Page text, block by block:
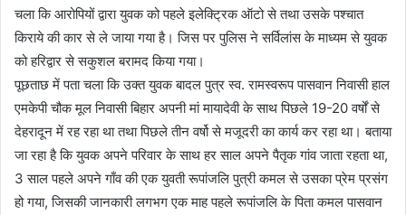
चला कि आरोपियों द्वारा युवक को पहले इलेक्ट्रिक ऑटो से तथा उसके पश्चात
किराये की कार से ले जाया गया है। जिस पर पुलिस ने सर्विलांस के माध्यम से युवक
को हरिद्वार से सकुशल बरामद किया गया।
पूछताछ में पता चला कि उक्त युवक बादल पुत्र स्व. रामस्वरूप पासवान निवासी हाल
एमकेपी चौक मूल निवासी बिहार अपनी मां मायादेवी के साथ पिछले 19-20 वर्षों से
देहरादून में रह रहा था तथा पिछले तीन वर्षो से मजूदरी का कार्य कर रहा था। बताया
जा रहा है कि युवक अपने परिवार के साथ हर साल अपने पैतृक गांव जाता रहता था,
3 साल पहले अपने गाँव की एक युवती रूपांजलि पुत्री कमल से उसका प्रेम प्रसंग
हो गया, जिसकी जानकारी लगभग एक माह पहले रूपांजलि के पिता कमल पासवान